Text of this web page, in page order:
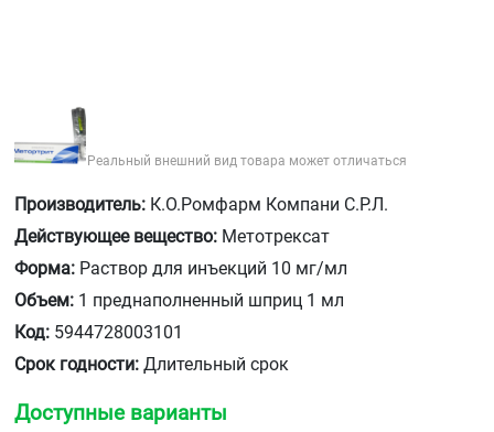
Реальный внешний вид товара может отличаться
Производитель: К.О.Ромфарм Компани С.Р.Л.
Действующее вещество: Метотрексат
Форма: Раствор для инъекций 10 мг/мл
Объем: 1 преднаполненный шприц 1 мл
Код: 5944728003101
Срок годности: Длительный срок
Доступные варианты